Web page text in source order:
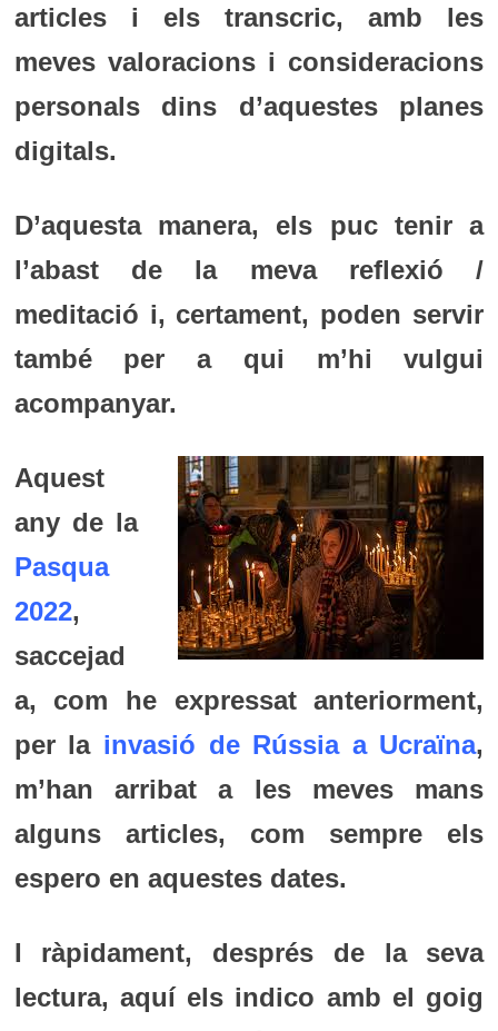
articles i els transcric, amb les
meves valoracions i consideracions
personals dins d’aquestes planes
digitals.
D’aquesta manera, els puc tenir a
l’abast de la meva reflexió /
meditació i, certament, poden servir
també per a qui m’hi vulgui
acompanyar.
Aquest
any de la
Pasqua
2022,
saccejad
a, com he expressat anteriorment,
per la invasió de Rússia a Ucraïna,
m’han arribat a les meves mans
alguns articles, com sempre els
espero en aquestes dates.
I ràpidament, després de la seva
lectura, aquí els indico amb el goig